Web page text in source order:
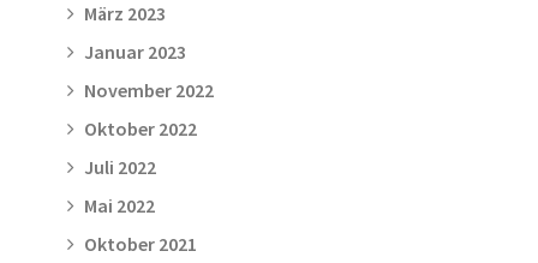
März 2023
Januar 2023
November 2022
Oktober 2022
Juli 2022
Mai 2022
Oktober 2021